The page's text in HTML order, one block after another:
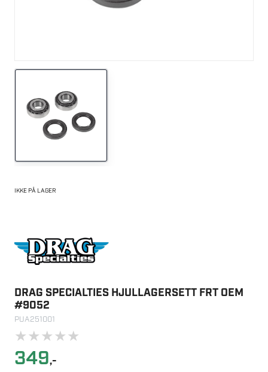
IKKE PÅ LAGER
DRAG SPECIALTIES HJULLAGERSETT FRT OEM
#9052
PUA251001
★★★★★
349,-